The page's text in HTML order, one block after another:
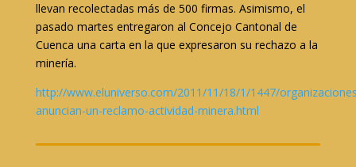
llevan recolectadas más de 500 firmas. Asimismo, el
pasado martes entregaron al Concejo Cantonal de
Cuenca una carta en la que expresaron su rechazo a la
minería.
http://www.eluniverso.com/2011/11/18/1/1447/
anuncian-un-reclamo-actividad-minera.html